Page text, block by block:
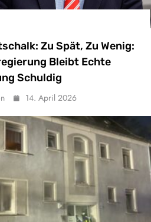
Zu Spät, Zu Wenig:
Bleibt Echte
Schuldig
14. April 2026